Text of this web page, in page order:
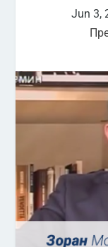
Jun 3,